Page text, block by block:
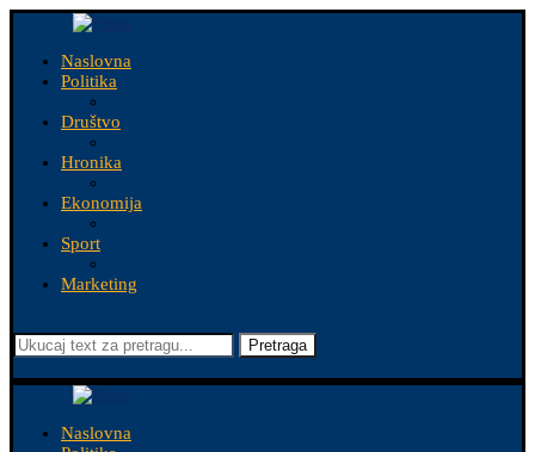
Naslovna
Politika
Društvo
Hronika
Ekonomija
Sport
Marketing
Pretraga
Naslovna